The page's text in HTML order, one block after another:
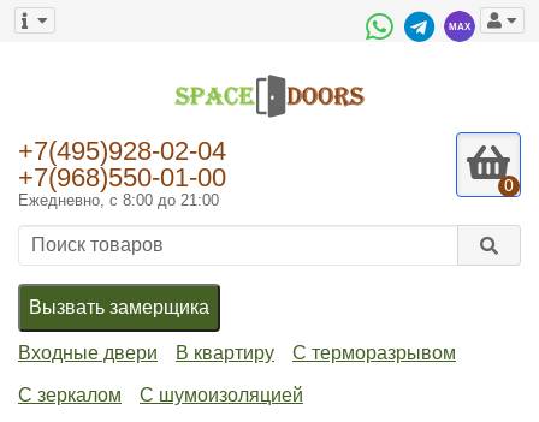
+7(495)928-02-04
+7(968)550-01-00
Ежедневно, с 8:00 до 21:00
0
Вызвать замерщика
Входные двери В квартиру С терморазрывом
С зеркалом С шумоизоляцией